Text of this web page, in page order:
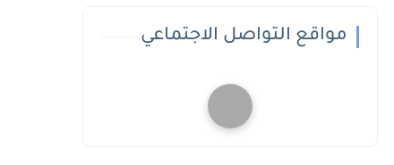
مواقع التواصل الاجتماعي